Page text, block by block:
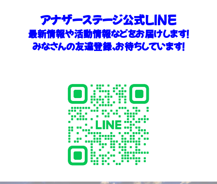
アナザーステージ公式LINE
最新情報や活動情報などをお届けします！
みなさんの友達登録、お待ちしています！